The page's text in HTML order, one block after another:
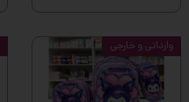
وارداتی و خارجی